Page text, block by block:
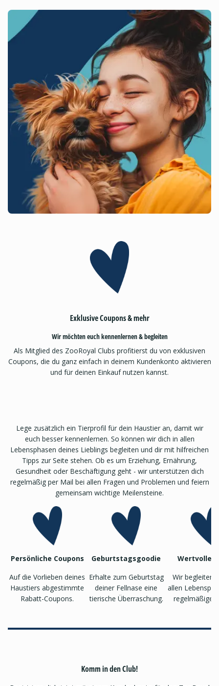
Exklusive Coupons & mehr
Wir möchten euch kennenlernen & begleiten
Als Mitglied des ZooRoyal Clubs profitierst du von exklusiven
Coupons, die du ganz einfach in deinem Kundenkonto aktivieren
und für deinen Einkauf nutzen kannst.
Lege zusätzlich ein Tierprofil für dein Haustier an, damit wir
euch besser kennenlernen. So können wir dich in allen
Lebensphasen deines Lieblings begleiten und dir mit hilfreichen
Tipps zur Seite stehen. Ob es um Erziehung, Ernährung,
Gesundheit oder Beschäftigung geht - wir unterstützen dich
regelmäßig per Mail bei allen Fragen und Problemen und feiern
gemeinsam wichtige Meilensteine.
Persönliche Coupons
Auf die Vorlieben deines
Haustiers abgestimmte
Rabatt-Coupons.
Geburtstagsgoodie
Erhalte zum Geburtstag
deiner Fellnase eine
tierische Überraschung.
Wertvolle
Wir begleiten
allen
regelmäßigen
Komm in den Club!